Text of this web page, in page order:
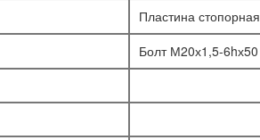
Пластина стопорная
Болт М20х1,5-6hх50